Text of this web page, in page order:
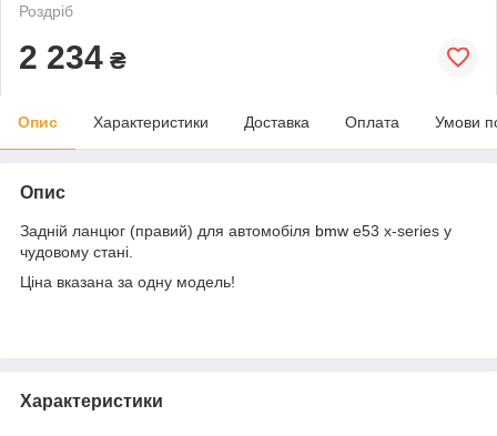
Роздріб
2 234 ₴
Опис Характеристики Доставка Оплата Умови
Опис
Задній ланцюг (правий) для автомобіля bmw e53 x-series у
чудовому стані.
Ціна вказана за одну модель!
Характеристики